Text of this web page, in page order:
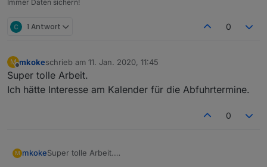
View_Hue_Sigi234.txt
Immer Daten sichern!
1 Antwort 0
M
Offline
mkokeschrieb am 11. Jan. 2020, 11:45
zuletzt editiert von
Super tolle Arbeit.
Ich hätte Interesse am Kalender für die Abfuhrtermine.
0
M mkokeSuper tolle Arbeit.